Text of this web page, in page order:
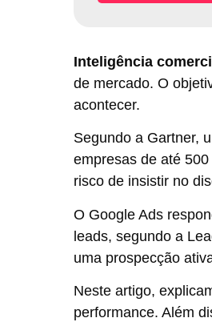
Inteligência
de mercado. O
acontecer.
Segundo a Gartner,
empresas de até
risco de insistir no
O Google Ads
leads, segundo a
uma prospecção
Neste artigo,
performance. Além